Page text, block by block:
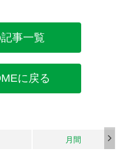
事一覧
に戻る
月間